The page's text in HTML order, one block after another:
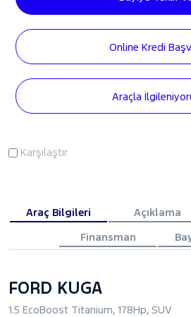
Online Kredi
Araçla
Karşılaştır
Araç Bilgileri Açıklama
Finansman
FORD KUGA
1.5 EcoBoost Titanium, 178Hp, SUV